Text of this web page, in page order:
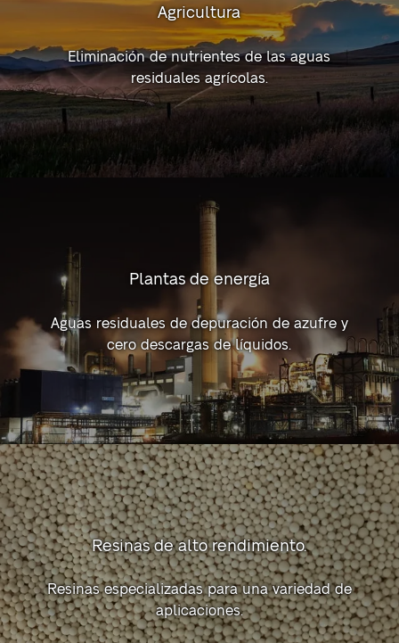
Agricultura
Eliminación de nutrientes de las aguas
residuales agrícolas.
Plantas de energía
Aguas residuales de depuración de azufre y
cero descargas de líquidos.
Resinas de alto rendimiento.
Resinas especializadas para una variedad de
aplicaciones.